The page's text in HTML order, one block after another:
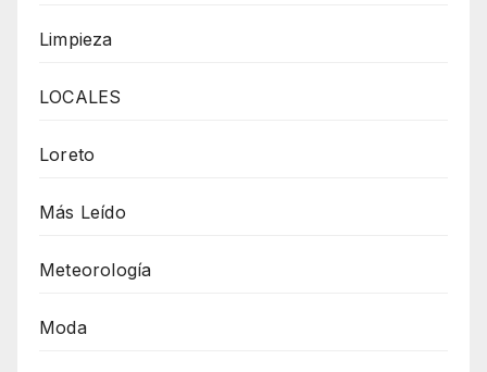
Limpieza
LOCALES
Loreto
Más Leído
Meteorología
Moda